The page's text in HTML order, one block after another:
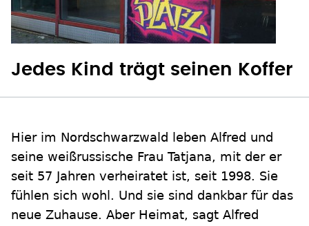
Jedes Kind trägt seinen Koffer
Hier im Nordschwarzwald leben Alfred und
seine weißrussische Frau Tatjana, mit der er
seit 57 Jahren verheiratet ist, seit 1998. Sie
fühlen sich wohl. Und sie sind dankbar für das
neue Zuhause. Aber Heimat, sagt Alfred